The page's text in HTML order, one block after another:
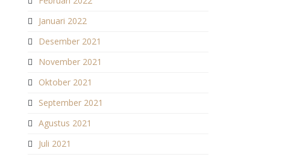
Januari 2022
Desember 2021
November 2021
Oktober 2021
September 2021
Agustus 2021
Juli 2021